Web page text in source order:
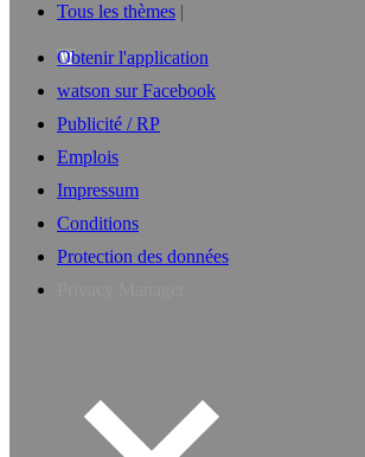
Tous les thèmes
Obtenir l'application
watson sur Facebook
Publicité / RP
Emplois
Impressum
Conditions
Protection des données